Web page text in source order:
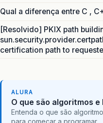
Qual a diferença entre C ,
[Resolvido] PKIX path
certification path to
ALURA
O que são algoritmos
Entenda o que são
para começar a programar